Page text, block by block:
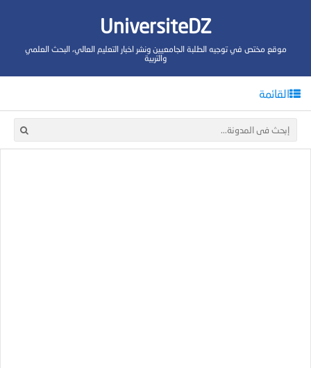
UniversiteDZ
موقع مختص في توجيه الطلبة الجامعيين ونشر اخبار التعليم العالي، البحث العلمي
والتربية
القائمة